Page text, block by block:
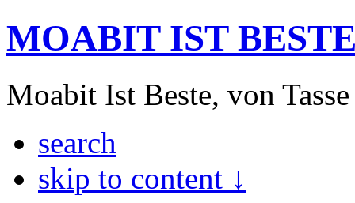
MOABIT IST
Moabit Ist Beste, von
search
skip to content ↓